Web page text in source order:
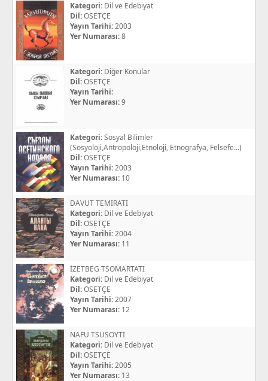
Kategori: Dil ve Edebiyat
Dil:OSETÇE
Yayın Tarihi:2003
Yer Numarası:8
Kategori: Diğer Konular
Dil:OSETÇE
Yayın Tarihi:
Yer Numarası:9
Kategori:Sosyal Bilimler
(Sosyoloji,Antropoloji,Etnoloji, Etnografya, Felsefe...)
Dil:OSETÇE
Yayın Tarihi:2003
Yer Numarası: 10
DAVUT TEMIRATI
Kategori: Dil ve Edebiyat
Dil:OSETÇE
Yayın Tarihi:2004
Yer Numarası: 11
İZETBEG TSOMARTATI
Kategori: Dil ve Edebiyat
Dil:OSETÇE
Yayın Tarihi:2007
Yer Numarası: 12
NAFU TSUSOYTI
Kategori: Dil ve Edebiyat
Dil:OSETÇE
Yayın Tarihi:2005
Yer Numarası: 13